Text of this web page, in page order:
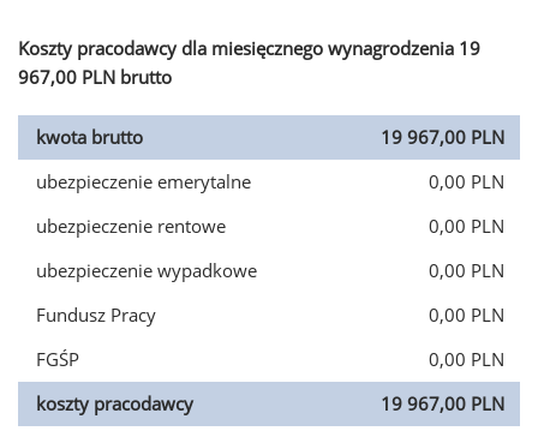
Koszty pracodawcy dla miesięcznego wynagrodzenia 19
967,00 PLN brutto
kwota brutto
19 967,00 PLN
ubezpieczenie emerytalne
0,00 PLN
ubezpieczenie rentowe
0,00 PLN
ubezpieczenie wypadkowe
0,00 PLN
Fundusz Pracy
0,00 PLN
FGŚP
0,00 PLN
koszty pracodawcy
19 967,00 PLN